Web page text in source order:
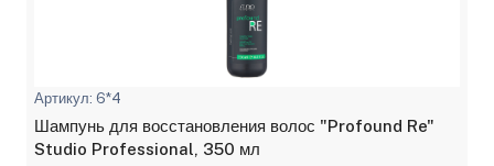
Артикул: 6*4
Шампунь для восстановления волос "Profound Re"
Studio Professional, 350 мл